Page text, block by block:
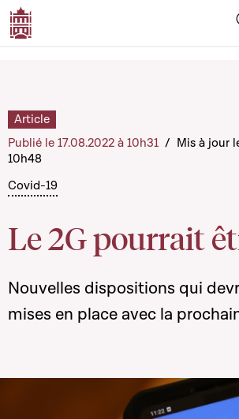
Covid-19
Le 2G pourrait
Article
Publié le 17.08.2022 à 10h31 / Mis à jour
10h48
Nouvelles dispositions qui
mises en place avec la